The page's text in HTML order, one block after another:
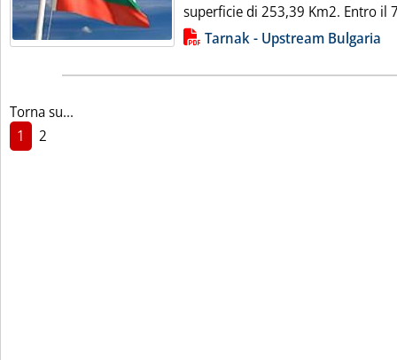
superficie di 253,39 Km2. Entro il
Lista allegati PDF alla notiziaTarnak - Upstream Bulgaria
Torna su...
1
2